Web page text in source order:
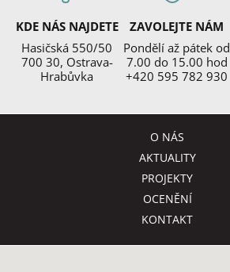
KDE NÁS NAJDETE
Hasičská 550/50
700 30, Ostrava-
Hrabůvka
ZAVOLEJTE NÁM
Pondělí až pátek od
7.00 do 15.00 hod
+420 595 782 930
O NÁS
AKTUALITY
PROJEKTY
OCENĚNÍ
KONTAKT